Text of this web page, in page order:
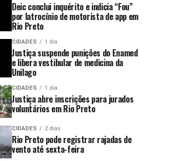
Deic conclui inquérito e indicia “Fou”
por latrocínio de motorista de app em
Rio Preto
CIDADES 1 dia
Justiça suspende punições do Enamed
e libera vestibular de medicina da
Unilago
CIDADES 1 dia
Justiça abre inscrições para jurados
voluntários em Rio Preto
CIDADES 2 dias
Rio Preto pode registrar rajadas de
vento até sexta-feira